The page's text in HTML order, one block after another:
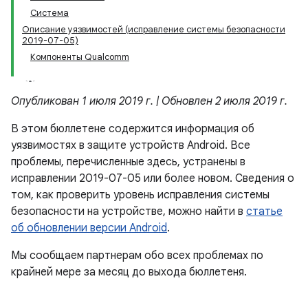
Система
Описание уязвимостей (исправление системы безопасности
2019-07-05)
Компоненты Qualcomm
Опубликован 1 июля 2019 г. | Обновлен 2 июля 2019 г.
В этом бюллетене содержится информация об
уязвимостях в защите устройств Android. Все
проблемы, перечисленные здесь, устранены в
исправлении 2019-07-05 или более новом. Сведения о
том, как проверить уровень исправления системы
безопасности на устройстве, можно найти в статье
об обновлении версии Android.
Мы сообщаем партнерам обо всех проблемах по
крайней мере за месяц до выхода бюллетеня.